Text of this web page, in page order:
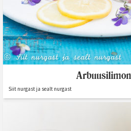
Siit nurgast ja sealt nurgast